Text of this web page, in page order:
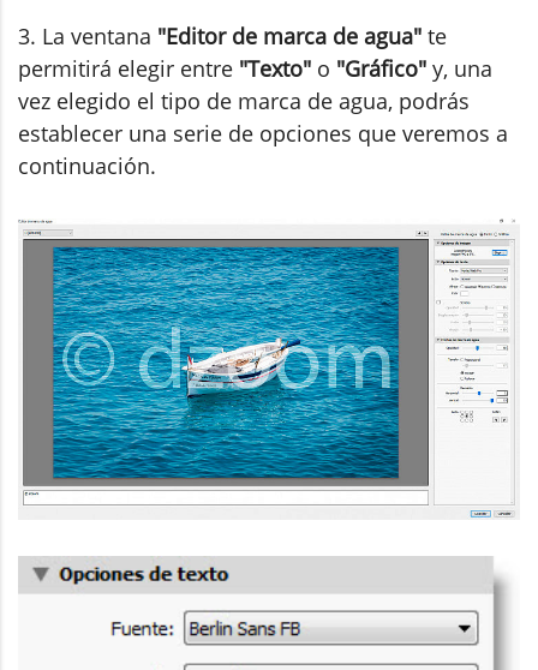
3. La ventana "Editor de marca de agua" te
permitirá elegir entre "Texto" o "Gráfico" y, una
vez elegido el tipo de marca de agua, podrás
establecer una serie de opciones que veremos a
continuación.